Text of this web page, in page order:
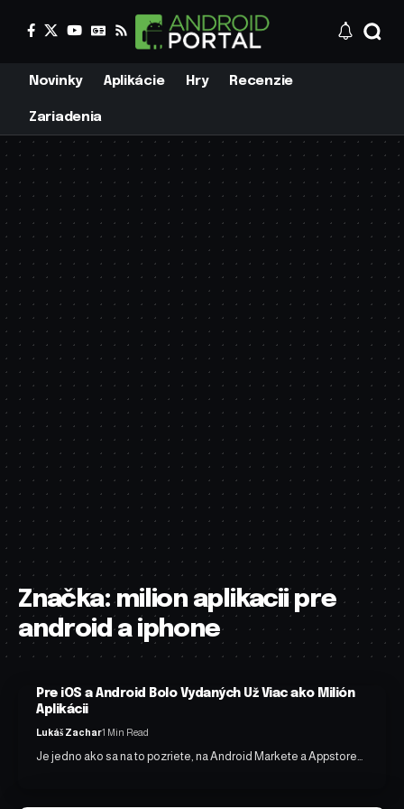
Novinky Aplikácie Hry Recenzie
Zariadenia
Značka:milion aplikacii pre
android a iphone
Pre iOS a Android Bolo Vydaných Už Viac ako Milión
Aplikácii
Lukáš Zachar1 Min Read
Je jedno ako sa na to pozriete, na Android Markete a Appstore…